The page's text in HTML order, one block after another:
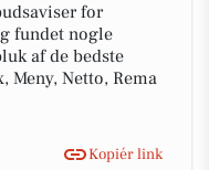
for
fundet nogle
af de bedste
Meny, Netto, Rema
Kopiér link